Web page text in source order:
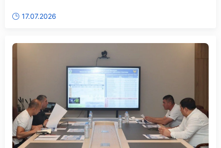
17.07.2026